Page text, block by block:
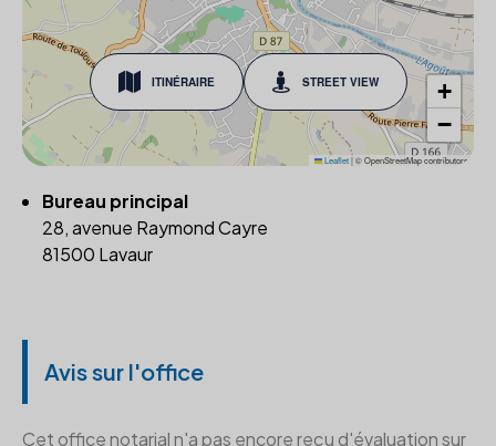
ITINÉRAIRE STREET VIEW
+
−
Leaflet|© OpenStreetMap contributors
Bureau principal
28, avenue Raymond Cayre
81500 Lavaur
Avis sur l'office
Cet office notarial n'a pas encore reçu d'évaluation sur